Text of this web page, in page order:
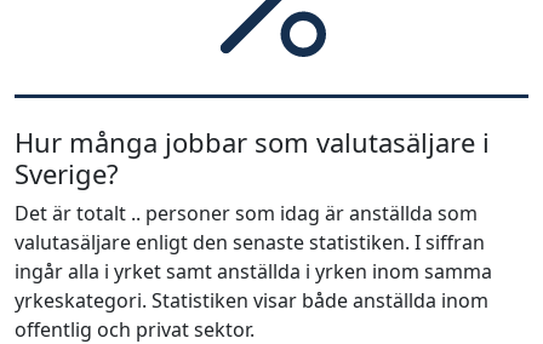
Hur många jobbar som valutasäljare i
Sverige?
Det är totalt .. personer som idag är anställda som
valutasäljare enligt den senaste statistiken. I siffran
ingår alla i yrket samt anställda i yrken inom samma
yrkeskategori. Statistiken visar både anställda inom
offentlig och privat sektor.